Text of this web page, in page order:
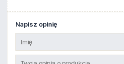
Napisz opinię